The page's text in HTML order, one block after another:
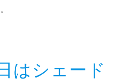
はシェード